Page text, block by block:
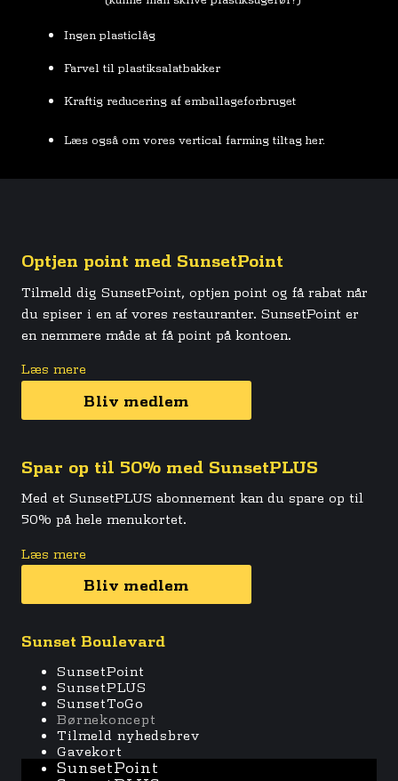
Ingen plasticlåg
Farvel til plastiksalatbakker
Kraftig reducering af emballageforbruget
Læs også om vores vertical farming tiltag her.
Optjen point med SunsetPoint
Tilmeld dig SunsetPoint, optjen point og få rabat når
du spiser i en af vores restauranter. SunsetPoint er
en nemmere måde at få point på kontoen.
Læs mere
Bliv medlem
Spar op til 50% med SunsetPLUS
Med et SunsetPLUS abonnement kan du spare op til
50% på hele menukortet.
Læs mere
Bliv medlem
Sunset Boulevard
SunsetPoint
SunsetPLUS
SunsetToGo
Børnekoncept
Tilmeld nyhedsbrev
Gavekort
SunsetPoint